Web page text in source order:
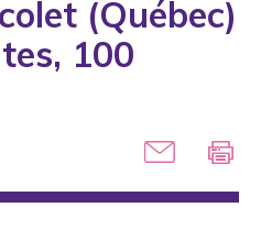
(Québec)
100